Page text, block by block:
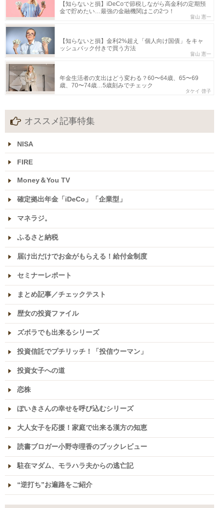
【知らないと損】iDeCoで節税しながら高金利の定期預
金で貯めたい…最強の金融機関はこの2つ！
畠山 憲一
【知らないと損】金利2%超え「個人向け国債」をキャ
ッシュバック付きで買う方法
畠山 憲一
年金生活者の支出はどう変わる？60〜64歳、65〜69
歳、70〜74歳…5歳刻みでチェック
タケイ 啓子
オススメ記事特集
NISA
FIRE
Money＆You TV
確定拠出年金「iDeCo」「企業型」
マネラジ。
ふるさと納税
届け出だけでお金がもらえる！給付金制度
セミナーレポート
まとめ記事／チェックテスト
歴女の投資ファイル
ズボラでも出来るシリーズ
投資信託でプチリッチ！「投信ウーマン」
投資女子への道
恋株
ぽいきさんの幸せを呼び込むシリーズ
大人女子を応援！家庭で出来る漢方の知恵
読書ブロガー小野寺理香のブックレビュー
駐在マダム、モラハラ夫からの逃亡記
“逆打ち”お遍路をご紹介